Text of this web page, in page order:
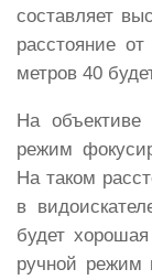
составляет
расстояние
метров 40
На
режим
На таком
в
будет
ручной режим